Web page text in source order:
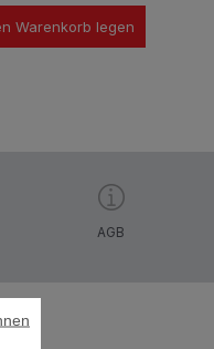
Warenkorb legen
AGB